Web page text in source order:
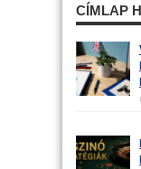
CÍMLAP